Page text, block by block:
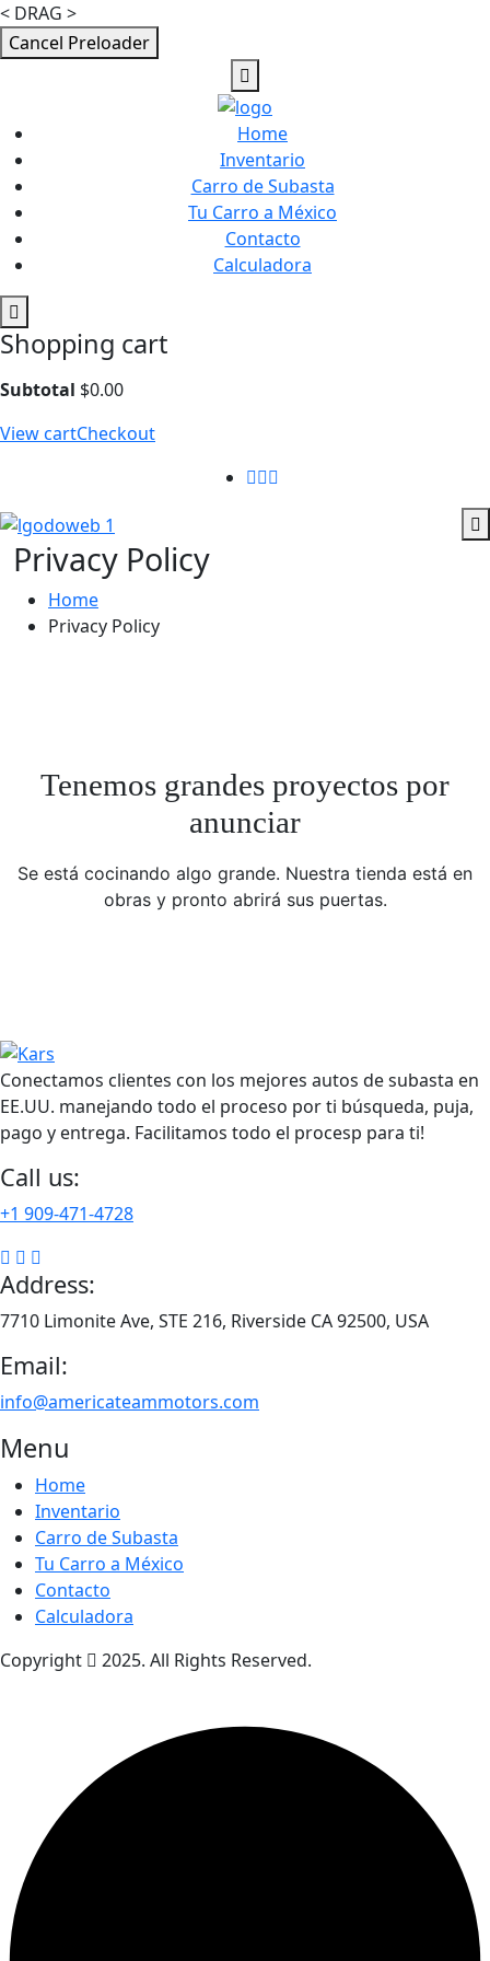
< DRAG >
Cancel Preloader
Home
Inventario
Carro de Subasta
Tu Carro a México
Contacto
Calculadora
Shopping cart
Subtotal $0.00
View cartCheckout
Privacy Policy
Home
Privacy Policy
Tenemos grandes proyectos por
anunciar
Se está cocinando algo grande. Nuestra tienda está en
obras y pronto abrirá sus puertas.
Conectamos clientes con los mejores autos de subasta en
EE.UU. manejando todo el proceso por ti búsqueda, puja,
pago y entrega. Facilitamos todo el procesp para ti!
Call us:
+1 909-471-4728
Address:
7710 Limonite Ave, STE 216, Riverside CA 92500, USA
Email:
info@americateammotors.com
Menu
Home
Inventario
Carro de Subasta
Tu Carro a México
Contacto
Calculadora
Copyright
2025. All Rights Reserved.